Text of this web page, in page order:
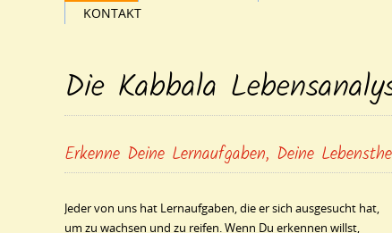
KONTAKT
Die Kabbala
Erkenne Deine Lernaufgaben, Deine
Jeder von uns hat Lernaufgaben, die er sich ausgesucht hat,
um zu wachsen und zu reifen. Wenn Du erkennen willst,